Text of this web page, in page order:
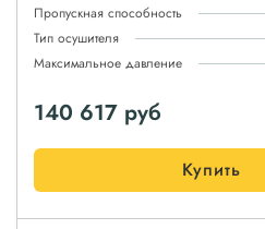
Пропускная способность
Тип осушителя
Максимальное давление
140 617 руб
Купить